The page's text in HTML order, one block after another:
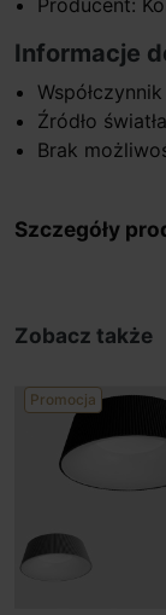
Informacje
Źródło
Brak
Szczegóły
Zobacz także
Promocja